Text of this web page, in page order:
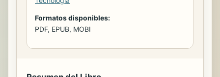
Formatos disponibles:
PDF, EPUB, MOBI